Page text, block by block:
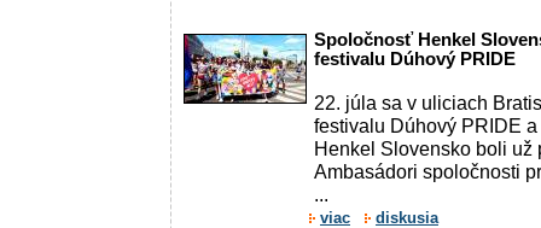
Spoločnosť Henkel
festivalu Dúhový PRIDE
22. júla sa v uliciach
festivalu Dúhový PRIDE
Henkel Slovensko boli už
Ambasádori spoločnosti
...
viac diskusia